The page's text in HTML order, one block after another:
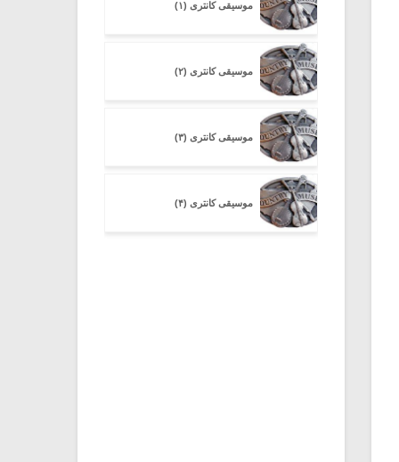
موسیقی کانتری (۱)
موسیقی کانتری (۲)
موسیقی کانتری (۳)
موسیقی کانتری (۴)